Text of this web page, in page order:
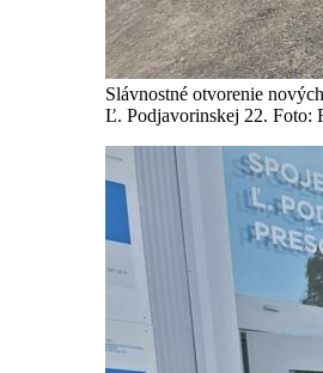
Slávnostné otvorenie
Ľ. Podjavorinskej 22. Foto: